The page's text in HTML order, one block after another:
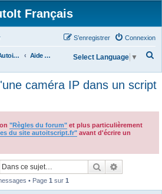
Français
Connexion
S’enregistrer
Autoit v3 Aide Générale
c
e
h
Select Language ▼
caméra IP dans un script
"Règles du forum" et plus particulièrement
du site autoitscript.fr" avant d'écrire un
Rechercher
• Page 1 sur 1